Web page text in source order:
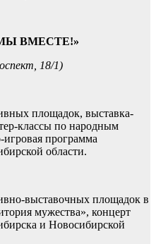
ВМЕСТЕ!»
18/1)
площадок, выставка-
классы по народным
программа
области.
выставочных площадок в
мужества», концерт
и Новосибирской